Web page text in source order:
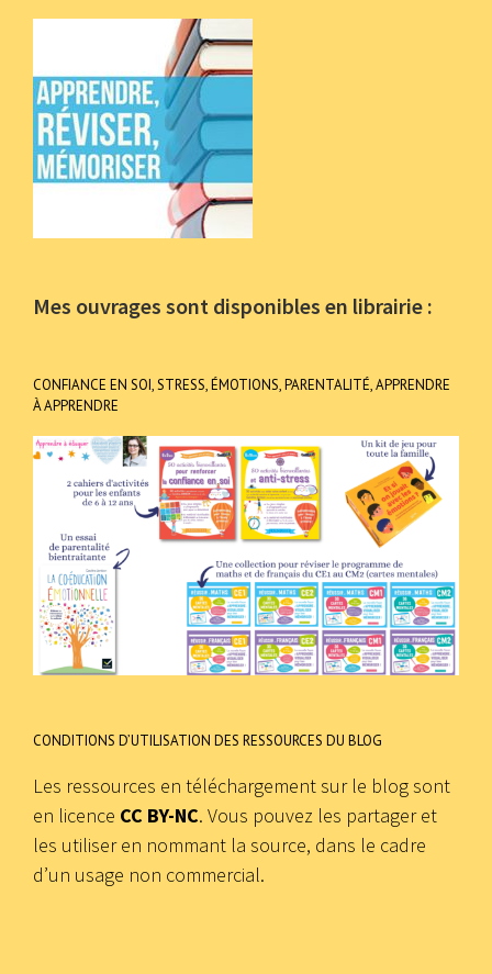
Mes ouvrages sont disponibles en librairie :
CONFIANCE EN SOI, STRESS, ÉMOTIONS, PARENTALITÉ, APPRENDRE
À APPRENDRE
CONDITIONS D’UTILISATION DES RESSOURCES DU BLOG
Les ressources en téléchargement sur le blog sont
en licence CC BY-NC. Vous pouvez les partager et
les utiliser en nommant la source, dans le cadre
d’un usage non commercial.